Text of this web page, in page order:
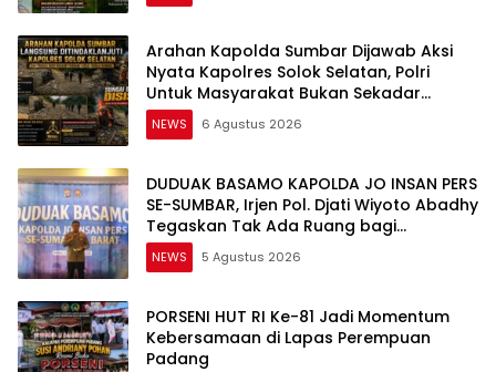
Arahan Kapolda Sumbar Dijawab Aksi
Nyata Kapolres Solok Selatan, Polri
Untuk Masyarakat Bukan Sekadar
Slogan
NEWS 6 Agustus 2026
DUDUAK BASAMO KAPOLDA JO INSAN PERS
SE-SUMBAR, Irjen Pol. Djati Wiyoto Abadhy
Tegaskan Tak Ada Ruang bagi
Pelanggar Hukum di Internal Polri
NEWS 5 Agustus 2026
PORSENI HUT RI Ke-81 Jadi Momentum
Kebersamaan di Lapas Perempuan
Padang